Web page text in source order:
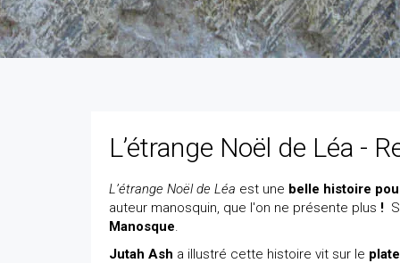
L’étrange Noël de Léa -
L’étrange Noël de Léa est une belle histoire
auteur manosquin, que l'on ne présente plus !
Manosque.
Jutah Ash a illustré cette histoire vit sur le